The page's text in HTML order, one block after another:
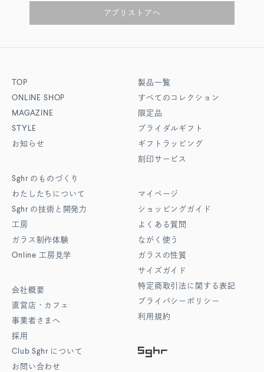
アプリストアへ
TOP
ONLINE SHOP
MAGAZINE
STYLE
お知らせ
Sghr のものづくり
わたしたちについて
Sghr の技術と開発力
工房
ガラス制作体験
Online 工房見学
会社概要
直営店・カフェ
事業者さまへ
採用
Club Sghr について
お問い合わせ
製品一覧
すべてのコレクション
限定品
ブライダルギフト
ギフトラッピング
刻印サービス
マイページ
ショッピングガイド
よくある質問
ながく使う
ガラスの性質
サイズガイド
特定商取引法に関する表記
プライバシーポリシー
利用規約